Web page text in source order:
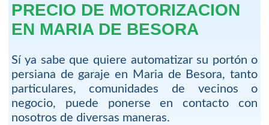
PRECIO DE MOTORIZACION
EN MARIA DE BESORA
Sí ya sabe que quiere automatizar su portón o
persiana de garaje en Maria de Besora, tanto
particulares, comunidades de vecinos o
negocio, puede ponerse en contacto con
nosotros de diversas maneras.